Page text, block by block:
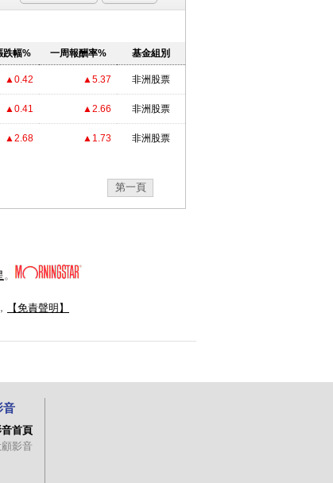
跌幅% 一周報酬率% 基金組別
▲0.42 ▲5.37 非洲股票
▲0.41 ▲2.66 非洲股票
▲2.68 ▲1.73 非洲股票
第一頁
。
【免責聲明】
音
首頁
影音